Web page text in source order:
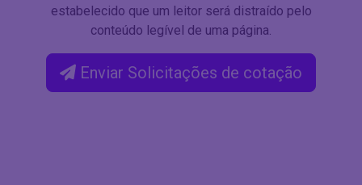
estabelecido que um leitor será distraído pelo
conteúdo legível de uma página.
Enviar Solicitações de cotação